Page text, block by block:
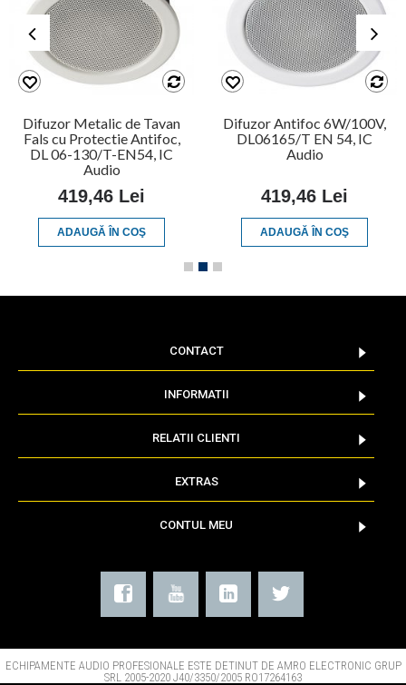
Difuzor Metalic de Tavan
Fals cu Protectie Antifoc,
DL 06-130/T-EN54, IC
Audio
419,46 Lei
ADAUGĂ ÎN COŞ
Difuzor Antifoc 6W/100V,
DL06165/T EN 54, IC
Audio
419,46 Lei
ADAUGĂ ÎN COŞ
CONTACT
INFORMATII
RELATII CLIENTI
EXTRAS
CONTUL MEU
ECHIPAMENTE AUDIO PROFESIONALE ESTE DETINUT DE AMRO ELECTRONIC GRUP
SRL 2005-2020 J40/3350/2005 RO17264163